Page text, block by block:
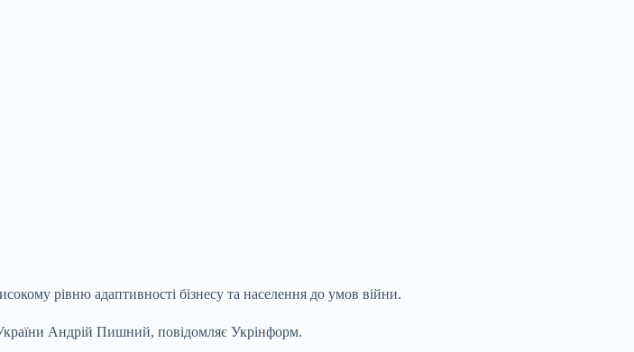
рівню адаптивності бізнесу та населення до умов війни.
Андрій Пишний, повідомляє Укрінформ.